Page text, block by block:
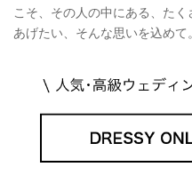
こそ、その人の中にある、た
あげたい、そんな思いを込めて。